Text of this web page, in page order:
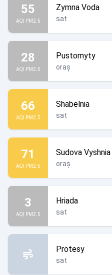
55
AQI PM2.5
Zymna Voda
sat
28
AQI PM2.5
Pustomyty
oraș
66
AQI PM2.5
Shabelnia
sat
71
AQI PM2.5
Sudova Vyshnia
oraș
3
AQI PM2.5
Hriada
sat
Protesy
sat